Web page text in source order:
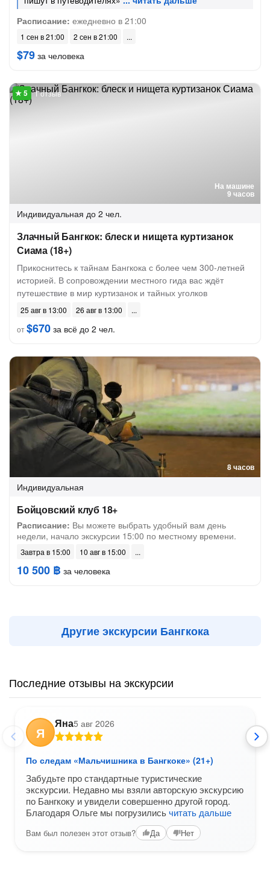
Расписание: ежедневно в 21:00
1 сен в 21:00 2 сен в 21:00
$79 за человека
На машине
9 часов
1 отзыв
Индивидуальная до 2 чел.
Злачный Бангкок: блеск и нищета куртизанок
Сиама (18+)
Прикоснитесь к тайнам Бангкока с более чем 300-летней
историей. В сопровождении местного гида вас ждёт
путешествие в мир куртизанок и тайных уголков
25 авг в 13:00
26 авг в 13:00
от$670 за всё до 2 чел.
8 часов
Индивидуальная
Бойцовский клуб 18+
Расписание: Вы можете выбрать удобный вам день
недели, начало экскурсии 15:00 по местному времени.
Завтра в 15:00 10 авг в 15:00
10 500 ฿ за человека
Другие экскурсии Бангкока
Последние отзывы на экскурсии
Я
Яна5 авг 2026
По следам «Мальчишника в Бангкоке» (21+)
Забудьте про стандартные туристические
экскурсии. Недавно мы взяли авторскую экскурсию
по Бангкоку и увидели совершенно другой город.
Благодаря Ольге мы погрузилисьчитать дальше
Вам был полезен этот отзыв? Да Нет